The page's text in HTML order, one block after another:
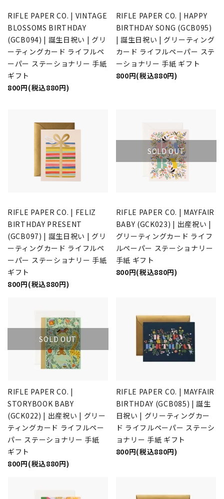
RIFLE PAPER CO. | VINTAGE
BLOSSOMS BIRTHDAY
(GCB094) | 誕生日祝い | グリ
ーティングカード ライフルペ
ーパー ステーショナリー 手紙
ギフト
800円(税込880円)
RIFLE PAPER CO. | HAPPY
BIRTHDAY SONG (GCB095)
| 誕生日祝い | グリーティング
カード ライフルペーパー ステ
ーショナリー 手紙 ギフト
800円(税込880円)
RIFLE PAPER CO. | FELIZ
BIRTHDAY PRESENT
(GCB097) | 誕生日祝い | グリ
ーティングカード ライフルペ
ーパー ステーショナリー 手紙
ギフト
800円(税込880円)
SOLD OUT
RIFLE PAPER CO. | MAYFAIR
BABY (GCK023) | 出産祝い |
グリーティングカード ライフ
ルペーパー ステーショナリー
手紙 ギフト
800円(税込880円)
SOLD OUT
RIFLE PAPER CO. |
STORYBOOK BABY
(GCK022) | 出産祝い | グリー
ティングカード ライフルペー
パー ステーショナリー 手紙
ギフト
800円(税込880円)
RIFLE PAPER CO. | MAYFAIR
BIRTHDAY (GCB085) | 誕生
日祝い | グリーティングカー
ド ライフルペーパー ステーシ
ョナリー 手紙 ギフト
800円(税込880円)